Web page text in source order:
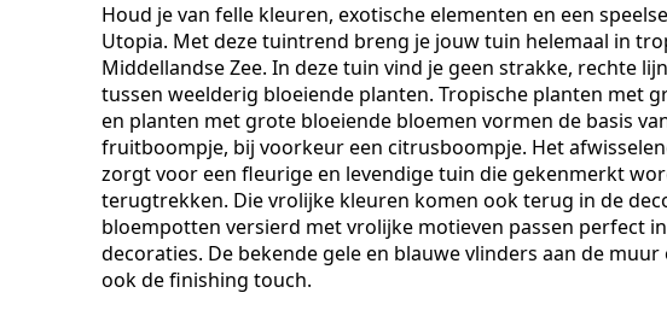
Houd je van felle kleuren, exotische elementen en een
Utopia. Met deze tuintrend breng je jouw tuin helemaal in
Middellandse Zee. In deze tuin vind je geen strakke, rechte
tussen weelderig bloeiende planten. Tropische planten met
en planten met grote bloeiende bloemen vormen de basis
fruitboompje, bij voorkeur een citrusboompje. Het
zorgt voor een fleurige en levendige tuin die gekenmerkt
terugtrekken. Die vrolijke kleuren komen ook terug in de
bloempotten versierd met vrolijke motieven passen perfect
decoraties. De bekende gele en blauwe vlinders aan de
ook de finishing touch.